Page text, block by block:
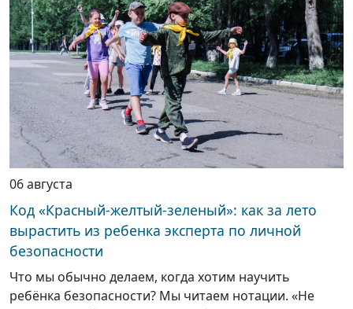
06 августа
Код «Красный-желтый-зеленый»: как за лето
вырастить из ребенка эксперта по личной
безопасности
Что мы обычно делаем, когда хотим научить
ребёнка безопасности? Мы читаем нотации. «Не